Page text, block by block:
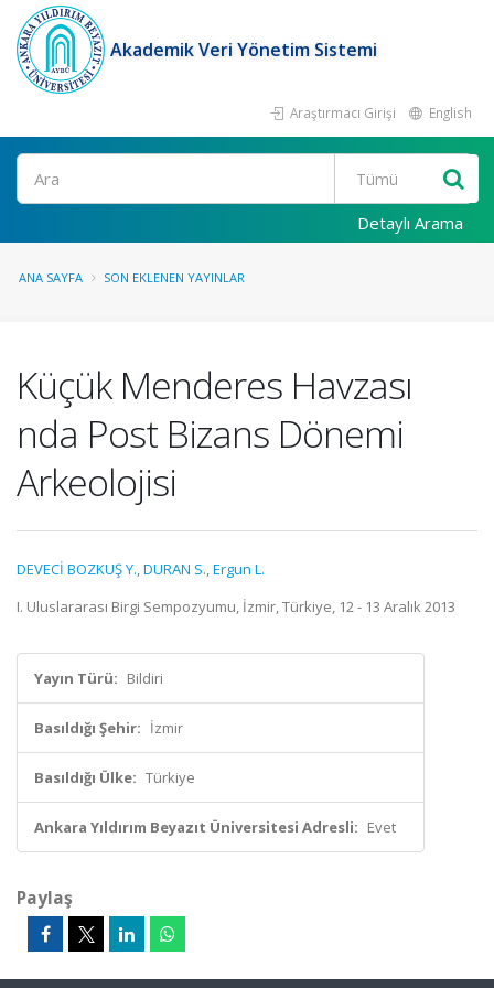
Akademik Veri Yönetim Sistemi
Araştırmacı Girişi English
Ara
Detaylı Arama
ANA SAYFA SON EKLENEN YAYINLAR
Küçük Menderes Havzası
nda Post Bizans Dönemi
Arkeolojisi
DEVECİ BOZKUŞ Y.,DURAN S.,Ergun L.
I. Uluslararası Birgi Sempozyumu, İzmir, Türkiye, 12 - 13 Aralık 2013
Yayın Türü: Bildiri
Basıldığı Şehir: İzmir
Basıldığı Ülke: Türkiye
Ankara Yıldırım Beyazıt Üniversitesi Adresli: Evet
Paylaş